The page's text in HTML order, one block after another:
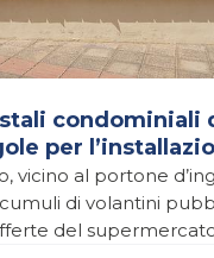
condominiali
per
vicino al portone
di volantini
del